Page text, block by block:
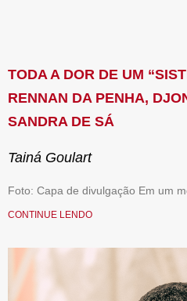
TODA A DOR DE UM
RENNAN DA PENHA,
SANDRA DE SÁ
Tainá Goulart
Foto: Capa de divulgação Em um
CONTINUE LENDO